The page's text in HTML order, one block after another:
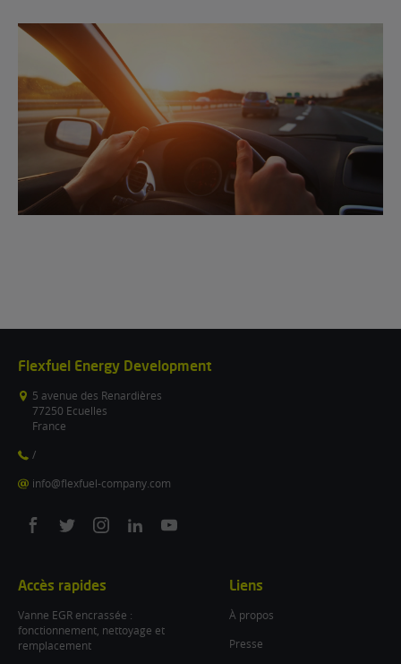
Flexfuel Energy Development
5 avenue des Renardières
77250 Ecuelles
France
/
info@flexfuel-company.com
On
On
On
On
On
Accès rapides
Vanne EGR encrassée :
fonctionnement, nettoyage et
remplacement
Liens
À propos
Presse